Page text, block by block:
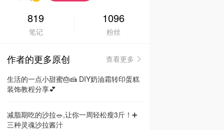
🇮🇹
🇦🇺
🇳🇿新西兰
819
笔记
1096
粉丝
作者的更多原创
查看更多
生活的一点小甜蜜🎂🍰 DIY奶油霜转印蛋糕
装饰教程分享💕
减脂期吃的沙拉🥗,让你一周轻松瘦3斤！➕
三种灵魂沙拉酱汁